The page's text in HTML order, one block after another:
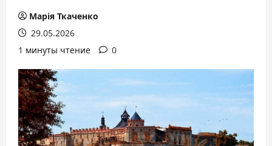
Марія Ткаченко
29.05.2026
1 минуты чтение
0